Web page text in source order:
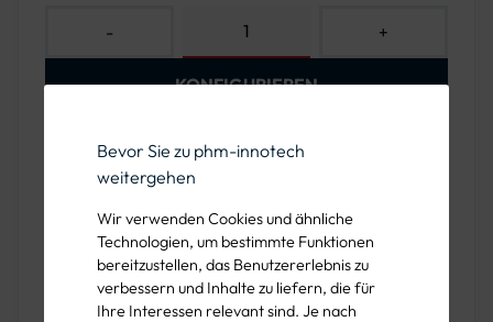
Bevor Sie zu phm-innotech
weitergehen
Wir verwenden Cookies und ähnliche
Technologien, um bestimmte Funktionen
bereitzustellen, das Benutzererlebnis zu
verbessern und Inhalte zu liefern, die für
Ihre Interessen relevant sind. Je nach
- +
KONFIGURIEREN
Mind. VE
Preis pro Stück
Sie haben Fragen oder wünschen eine Beratung?
Rufen Sie uns unter der 089 1222 838 00 an!